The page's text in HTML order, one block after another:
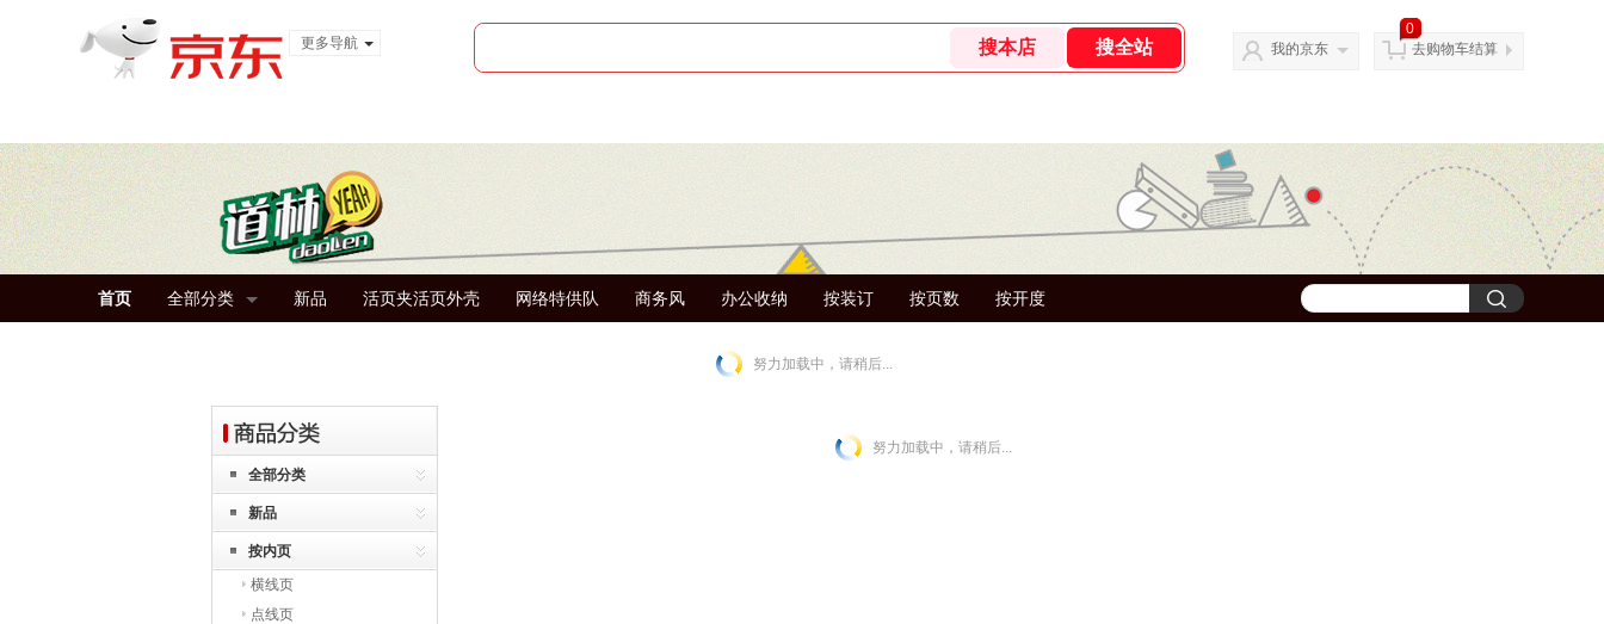
更多导航
我的京东
0
去购物车结算
首页 全部分类 新品 活页夹活页外壳 网络特供队 商务风 办公收纳 按装订 按页数 按开度
努力加载中，请稍后...
全部分类
新品
按内页
横线页
点线页
努力加载中，请稍后...